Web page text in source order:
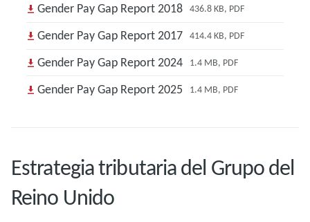
Gender Pay Gap Report 2018 436.8 KB, PDF
Gender Pay Gap Report 2017 414.4 KB, PDF
Gender Pay Gap Report 2024 1.4 MB, PDF
Gender Pay Gap Report 2025 1.4 MB, PDF
Estrategia tributaria del Grupo del
Reino Unido